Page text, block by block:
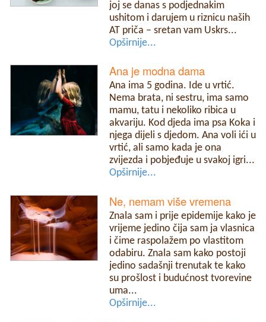
joj se danas s podjednakim
ushitom i darujem u riznicu naših
AT priča – sretan vam Uskrs...
Opširnije...
Ana je modna dama
Ana ima 5 godina. Ide u vrtić.
Nema brata, ni sestru, ima samo
mamu, tatu i nekoliko ribica u
akvariju. Kod djeda ima psa Koka i
njega dijeli s djedom. Ana voli ići u
vrtić, ali samo kada je ona
zvijezda i pobjeđuje u svakoj igri...
Opširnije...
Ne, nemam više vremena
Znala sam i prije epidemije kako je
vrijeme jedino čija sam ja vlasnica
i čime raspolažem po vlastitom
odabiru. Znala sam kako postoji
jedino sadašnji trenutak te kako
su prošlost i budućnost tvorevine
uma...
Opširnije...